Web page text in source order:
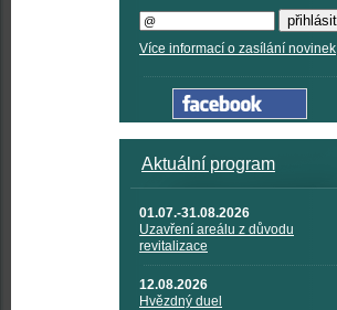
Více informací o zasílání novinek
Aktuální program
01.07.-31.08.2026
Uzavření areálu z důvodu
revitalizace
12.08.2026
Hvězdný duel